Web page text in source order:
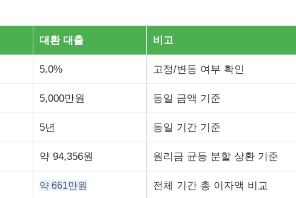
대환 대출 비고
5.0% 고정/변동 여부 확인
5,000만원 동일 금액 기준
5년 동일 기간 기준
약 94,356원 원리금 균등 분할 상환 기준
약 661만원 전체 기간 총 이자액 비교